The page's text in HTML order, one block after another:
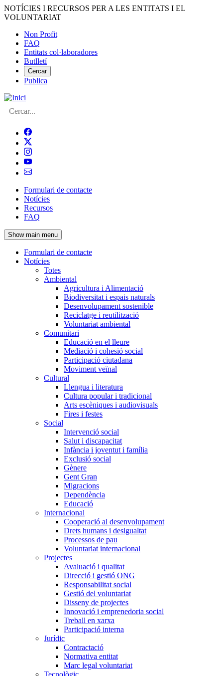
Vés
al
NOTÍCIES I RECURSOS PER A LES ENTITATS I EL
VOLUNTARIAT
Menú
del
compte
d'usuari
Non Profit
FAQ
Entitats col·laboradores
Butlletí
Cercar
Publica
Cerca
Navegació
principal
de
l'encapçalament
Formulari de contacte
Notícies
Recursos
FAQ
Show main menu
Navegació
principal
Formulari de contacte
Notícies
Totes
Ambiental
Agricultura i Alimentació
Biodiversitat i espais naturals
Desenvolupament sostenible
Reciclatge i reutilització
Voluntariat ambiental
Comunitari
Educació en el lleure
Mediació i cohesió social
Participació ciutadana
Moviment veïnal
Cultural
Llengua i literatura
Cultura popular i tradicional
Arts escèniques i audiovisuals
Fires i festes
Social
Intervenció social
Salut i discapacitat
Infància i joventut i família
Exclusió social
Gènere
Gent Gran
Migracions
Dependència
Educació
Internacional
Cooperació al desenvolupament
Drets humans i desigualtat
Processos de pau
Voluntariat internacional
Projectes
Avaluació i qualitat
Direcció i gestió ONG
Responsabilitat social
Gestió del voluntariat
Disseny de projectes
Innovació i emprenedoria social
Treball en xarxa
Participació interna
Jurídic
Contractació
Normativa entitat
Marc legal voluntariat